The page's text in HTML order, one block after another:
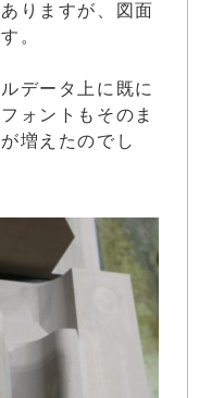
りますが、図面
。
データ上に既に
ォントもそのま
増えたのでし